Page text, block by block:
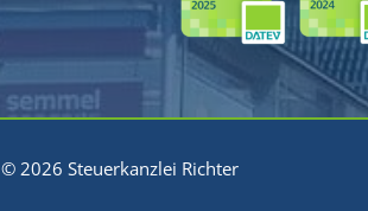
© 2026 Steuerkanzlei Richter